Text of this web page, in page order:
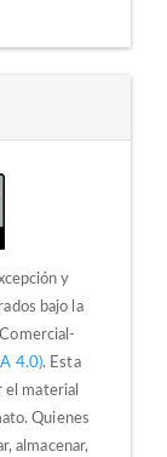
y
bajo la
4.0). Esta
el material
Quienes
almacenar,